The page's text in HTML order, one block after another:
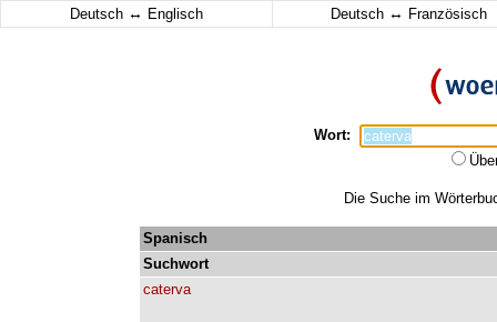
Deutsch ↔ Englisch Deutsch ↔ Französisch
Wort:
Die Suche im
Spanisch
Suchwort
caterva